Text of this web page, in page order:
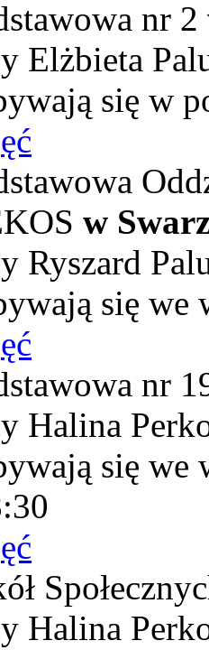
nr 2
Elżbieta
się w
w
Ryszard
się
nr
Halina
się
Halina